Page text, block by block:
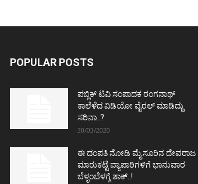
POPULAR POSTS
ಪಬ್ಲಿಕ್ ಟಿವಿ ಸಂಪಾದಕ ರಂಗನಾಥ್
ಕಾಲೆಳೆದ ವಿಡಿಯೋ ವೈರಲ್ ಮಾಡಿದ್ದು
ಸರಿನಾ..?
30/03/2020
ಈ ದಂಪತಿ ನೋಡಿ ಮೈಸೂರಿನ ದೇವರಾಜ
ಮಾರುಕಟ್ಟೆ ವ್ಯಾಪಾರಿಗಳಿಗೆ ಭಾನುವಾರ
ಬೆಳ್ಳಂಬೆಳಗ್ಗೆ ಶಾಕ್..!